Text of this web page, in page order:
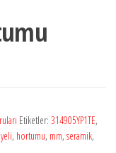
Etiketler: 314905YP1TE,
, hortumu, mm, seramik,